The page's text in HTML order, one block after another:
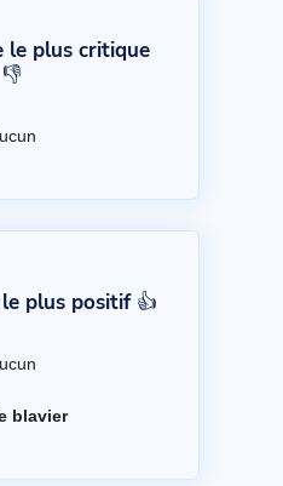
le plus critique
👎
plus positif 👍
blavier